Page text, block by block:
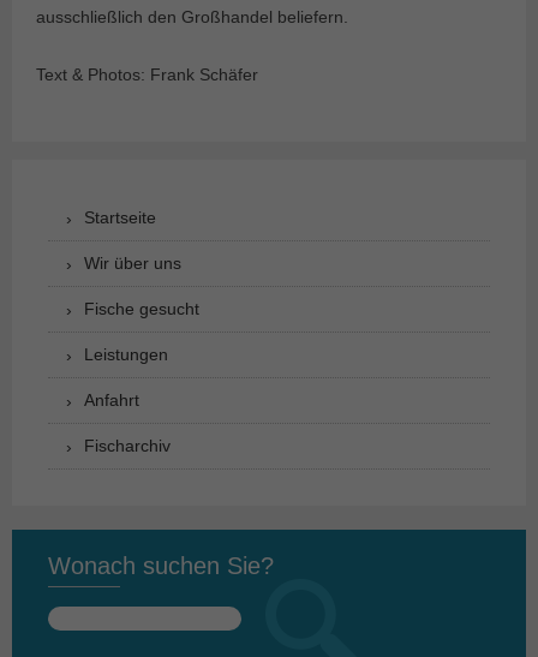
ausschließlich den Großhandel beliefern.
Text & Photos: Frank Schäfer
Startseite
Wir über uns
Fische gesucht
Leistungen
Anfahrt
Fischarchiv
Wonach suchen Sie?
Suchen